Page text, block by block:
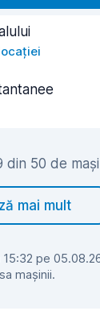
din 50 de
mai mult
pe
mașinii.